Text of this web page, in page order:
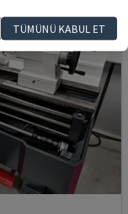
TÜMÜNÜ KABUL ET